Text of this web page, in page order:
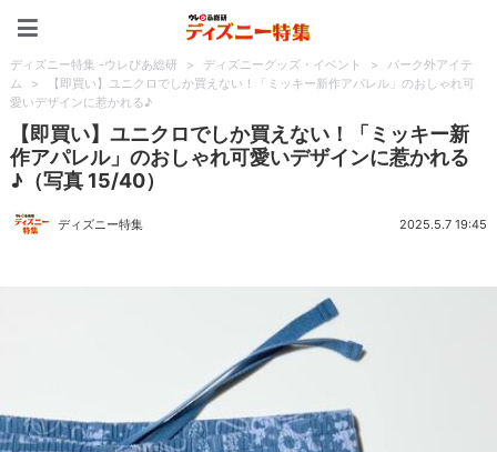
ディズニー特集 -ウレぴあ総研 > ディズニーグッズ・イベント >
パーク外アイテ
ム
>
【即買い】ユニクロでしか買えない！「ミッキー新作アパレル」のおしゃれ可
愛いデザインに惹かれる♪
【即買い】ユニクロでしか買えない！「ミッキー新
作アパレル」のおしゃれ可愛いデザインに惹かれる
♪（写真 15/40）
ディズニー特集 2025.5.7 19:45